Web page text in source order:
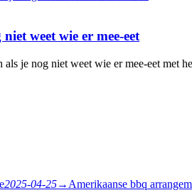
weet wie er mee-eet
je nog niet weet wie er mee-eet met
2025-04-25→ Amerikaanse bbq